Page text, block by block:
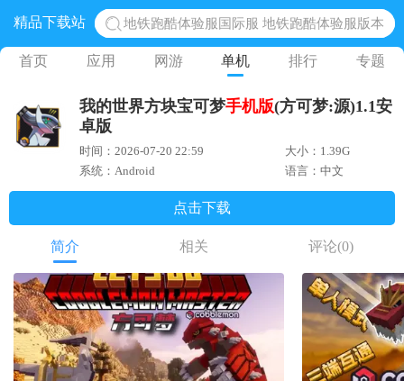
精品下载站
地铁跑酷体验服国际服 地铁跑酷体验服版本
网易光遇手游正版 点亮星空共庆周年
黎明觉醒生机腾讯正版 黎明觉醒生机国际服
蛋仔派对下载 蛋仔派对体验服
首页 应用 网游 单机 排行 专题
我的世界方块宝可梦手机版(方可梦:源)1.1安
卓版
时间：2026-07-20 22:59
大小：1.39G
系统：Android
语言：中文
点击下载
简介 相关 评论(0)